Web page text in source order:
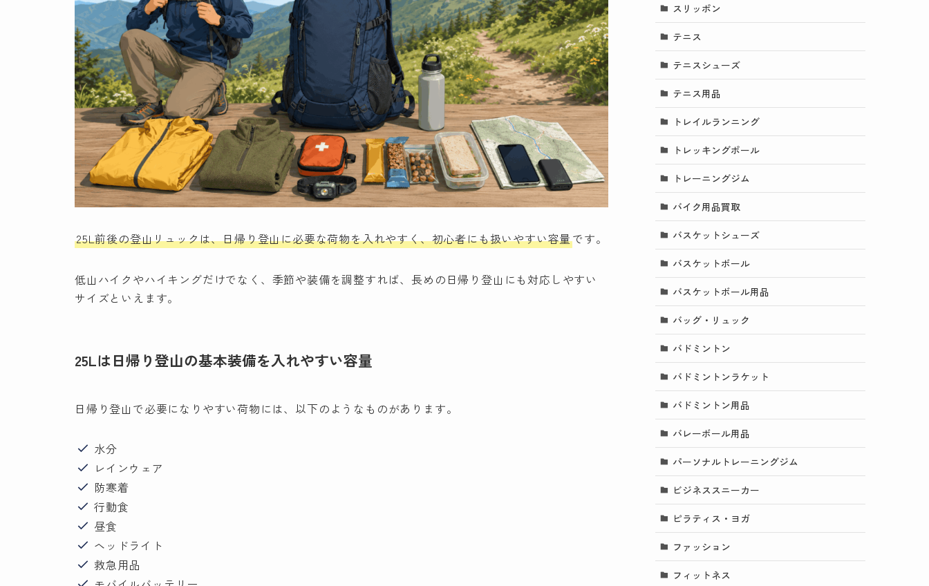
25L前後の登山リュックは、日帰り登山に必要な荷物を入れやすく、初心者にも扱いやすい容量です。
低山ハイクやハイキングだけでなく、季節や装備を調整すれば、長めの日帰り登山にも対応しやすい
サイズといえます。
25Lは日帰り登山の基本装備を入れやすい容量
日帰り登山で必要になりやすい荷物には、以下のようなものがあります。
水分
レインウェア
防寒着
行動食
昼食
ヘッドライト
救急用品
スリッポン
テニス
テニスシューズ
テニス用品
トレイルランニング
トレッキングポール
トレーニングジム
バイク用品買取
バスケットシューズ
バスケットボール
バスケットボール用品
バッグ・リュック
バドミントン
バドミントンラケット
バドミントン用品
バレーボール用品
パーソナルトレーニングジム
ビジネススニーカー
ピラティス・ヨガ
ファッション
フィットネス